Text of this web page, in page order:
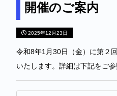
開催のご案内
2025年12月23日
令和8年1月30日（金）に第２
いたします。詳細は下記をご参